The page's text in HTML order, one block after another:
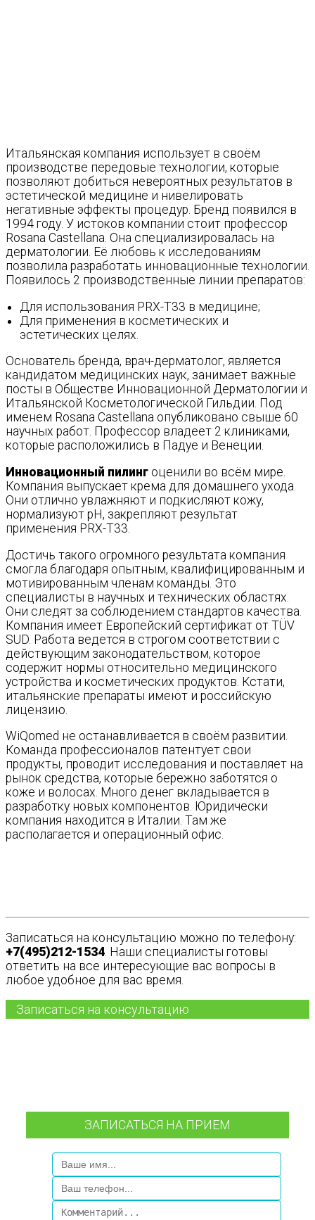
Итальянская компания использует в своём
производстве передовые технологии, которые
позволяют добиться невероятных результатов в
эстетической медицине и нивелировать
негативные эффекты процедур. Бренд появился в
1994 году. У истоков компании стоит профессор
Rosana Castellana. Она специализировалась на
дерматологии. Её любовь к исследованиям
позволила разработать инновационные технологии.
Появилось 2 производственные линии препаратов:
Для использования PRX-T33 в медицине;
Для применения в косметических и
эстетических целях.
Основатель бренда, врач-дерматолог, является
кандидатом медицинских наук, занимает важные
посты в Обществе Инновационной Дерматологии и
Итальянской Косметологической Гильдии. Под
именем Rosana Castellana опубликовано свыше 60
научных работ. Профессор владеет 2 клиниками,
которые расположились в Падуе и Венеции.
Инновационный пилинг оценили во всём мире.
Компания выпускает крема для домашнего ухода.
Они отлично увлажняют и подкисляют кожу,
нормализуют pH, закрепляют результат
применения PRX-T33.
Достичь такого огромного результата компания
смогла благодаря опытным, квалифицированным и
мотивированным членам команды. Это
специалисты в научных и технических областях.
Они следят за соблюдением стандартов качества.
Компания имеет Европейский сертификат от TÜV
SUD. Работа ведется в строгом соответствии с
действующим законодательством, которое
содержит нормы относительно медицинского
устройства и косметических продуктов. Кстати,
итальянские препараты имеют и российскую
лицензию.
WiQomed не останавливается в своём развитии.
Команда профессионалов патентует свои
продукты, проводит исследования и поставляет на
рынок средства, которые бережно заботятся о
коже и волосах. Много денег вкладывается в
разработку новых компонентов. Юридически
компания находится в Италии. Там же
располагается и операционный офис.
Записаться на консультацию можно по телефону:
+7(495)212-1534 . Наши специалисты готовы
ответить на все интересующие вас вопросы в
любое удобное для вас время.
Записаться на консультацию
ЗАПИСАТЬСЯ НА ПРИЕМ